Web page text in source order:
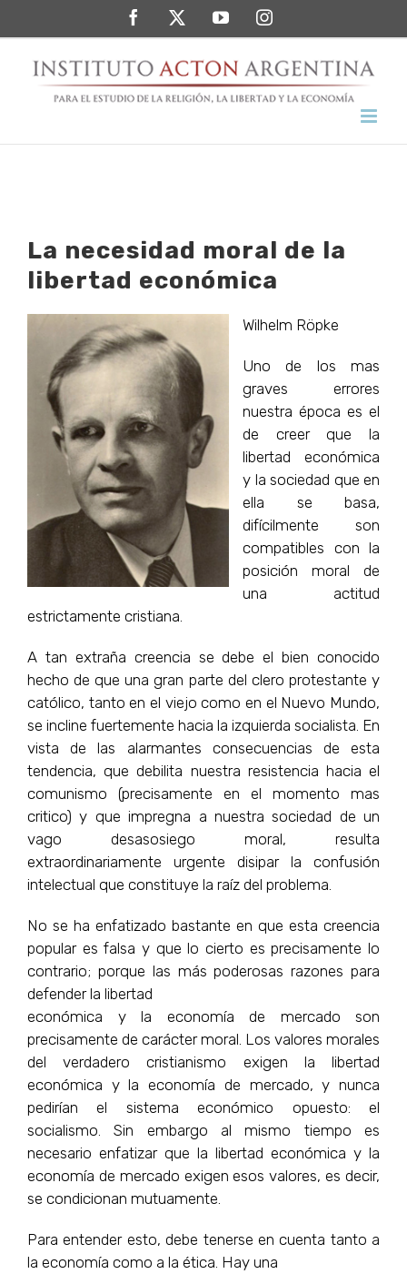
al
contenido
FacebookTwitterYouTubeInstagram
La necesidad moral de la
libertad económica
Wilhelm Röpke
Uno de los mas
graves errores
nuestra época es el
de creer que la
libertad económica
y la sociedad que en
ella se basa,
difícilmente son
compatibles con la
posición moral de
una actitud
estrictamente cristiana.
A tan extraña creencia se debe el bien conocido
hecho de que una gran parte del clero protestante y
católico, tanto en el viejo como en el Nuevo Mundo,
se incline fuertemente hacia la izquierda socialista. En
vista de las alarmantes consecuencias de esta
tendencia, que debilita nuestra resistencia hacia el
comunismo (precisamente en el momento mas
critico) y que impregna a nuestra sociedad de un
vago desasosiego moral, resulta
extraordinariamente urgente disipar la confusión
intelectual que constituye la raíz del problema.
No se ha enfatizado bastante en que esta creencia
popular es falsa y que lo cierto es precisamente lo
contrario; porque las más poderosas razones para
defender la libertad
económica y la economía de mercado son
precisamente de carácter moral. Los valores morales
del verdadero cristianismo exigen la libertad
económica y la economía de mercado, y nunca
pedirían el sistema económico opuesto: el
socialismo. Sin embargo al mismo tiempo es
necesario enfatizar que la libertad económica y la
economía de mercado exigen esos valores, es decir,
se condicionan mutuamente.
Para entender esto, debe tenerse en cuenta tanto a
la economía como a la ética. Hay una